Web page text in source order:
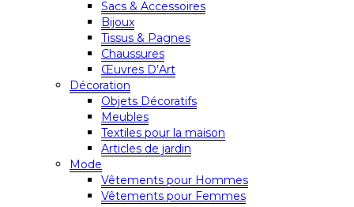
Sacs & Accessoires
Bijoux
Tissus & Pagnes
Chaussures
Œuvres D’Art
Décoration
Objets Décoratifs
Meubles
Textiles pour la maison
Articles de jardin
Mode
Vêtements pour Hommes
Vêtements pour Femmes